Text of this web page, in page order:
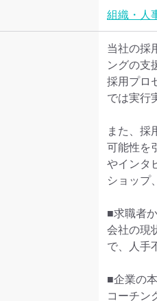
組織・人
当社の採
ングの支
採用プロ
では実行
また、採
可能性を
やインタ
ショップ
■求職者
会社の現
で、人手
■企業の
コーチン